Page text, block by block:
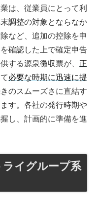
は、従業員にとって利
調整の対象とならなか
など、追加の控除を申
確認した上で確定申告
する源泉徴収票が、 正
必要な時期に迅速に提
のスムーズさに直結す
す。各社の発行時期や
し、計画的に準備を進
ライグループ系